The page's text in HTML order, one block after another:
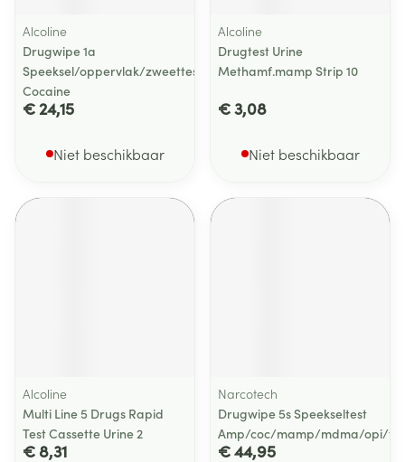
Alcoline
Drugwipe 1a
Speeksel/oppervlak/zweettest
Cocaine
€ 24,15
Niet beschikbaar
Alcoline
Drugtest Urine
Methamf.mamp Strip 10
€ 3,08
Niet beschikbaar
Alcoline
Multi Line 5 Drugs Rapid
Test Cassette Urine 2
€ 8,31
Narcotech
Drugwipe 5s Speekseltest
Amp/coc/mamp/mdma/opi/
€ 44,95